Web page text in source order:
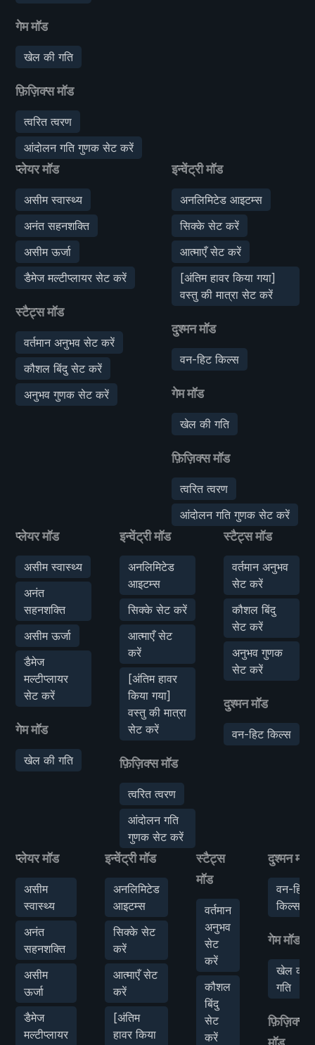
गेम मॉड
खेल की गति
फ़िज़िक्स मॉड
त्वरित त्वरण
आंदोलन गति गुणक सेट करें
प्लेयर मॉड
असीम स्वास्थ्य
अनंत सहनशक्ति
असीम ऊर्जा
डैमेज मल्टीप्लायर सेट करें
स्टैट्स मॉड
वर्तमान अनुभव सेट करें
कौशल बिंदु सेट करें
अनुभव गुणक सेट करें
इन्वेंट्री मॉड
अनलिमिटेड आइटम्स
सिक्के सेट करें
आत्माएँ सेट करें
[अंतिम हावर किया गया]
वस्तु की मात्रा सेट करें
दुश्मन मॉड
वन-हिट किल्स
गेम मॉड
खेल की गति
फ़िज़िक्स मॉड
त्वरित त्वरण
आंदोलन गति गुणक सेट करें
प्लेयर मॉड
असीम स्वास्थ्य
अनंत
सहनशक्ति
असीम ऊर्जा
डैमेज
मल्टीप्लायर
सेट करें
गेम मॉड
खेल की गति
इन्वेंट्री मॉड
अनलिमिटेड
आइटम्स
सिक्के सेट करें
आत्माएँ सेट
करें
[अंतिम हावर
किया गया]
वस्तु की मात्रा
सेट करें
फ़िज़िक्स मॉड
त्वरित त्वरण
आंदोलन गति
गुणक सेट करें
स्टैट्स मॉड
वर्तमान अनुभव
सेट करें
कौशल बिंदु
सेट करें
अनुभव गुणक
सेट करें
दुश्मन मॉड
वन-हिट किल्स
प्लेयर मॉड
असीम
स्वास्थ्य
अनंत
सहनशक्ति
असीम
ऊर्जा
डैमेज
मल्टीप्लायर
इन्वेंट्री मॉड
अनलिमिटेड
आइटम्स
सिक्के सेट
करें
आत्माएँ सेट
करें
[अंतिम
हावर किया
स्टैट्स
मॉड
वर्तमान
अनुभव
सेट
करें
कौशल
बिंदु
सेट
करें
दुश्मन मॉड
वन-हिट
किल्स
गेम मॉड
खेल की
गति
फ़िज़िक्स